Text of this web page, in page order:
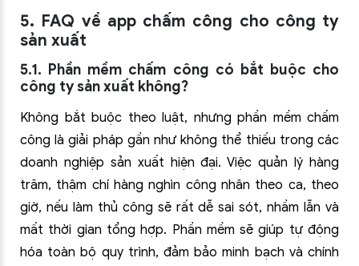
5. FAQ về app chấm công cho công ty
sản xuất
5.1. Phần mềm chấm công có bắt buộc cho
công ty sản xuất không?
Không bắt buộc theo luật, nhưng phần mềm chấm
công là giải pháp gần như không thể thiếu trong các
doanh nghiệp sản xuất hiện đại. Việc quản lý hàng
trăm, thậm chí hàng nghìn công nhân theo ca, theo
giờ, nếu làm thủ công sẽ rất dễ sai sót, nhầm lẫn và
mất thời gian tổng hợp. Phần mềm sẽ giúp tự động
hóa toàn bộ quy trình, đảm bảo minh bạch và chính